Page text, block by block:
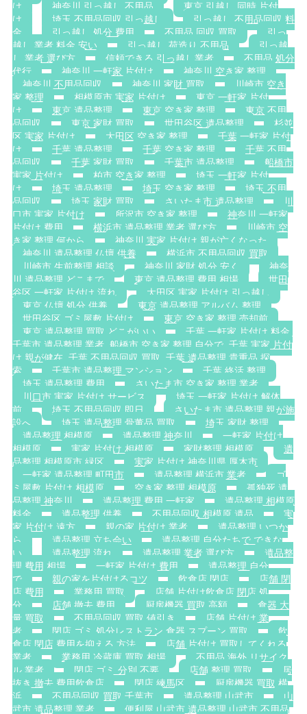
け
神奈川 引っ越し 不用品
東京 引越し 同時 片付
け
埼玉 不用品回収 引っ越し
引っ越し 不用品回収 料
金
引っ越し 処分 費用 不用品 回収 買取
引っ
越し 業者 料金 安い
引っ越し 荷造り 不用品
引っ越
し 業者 選び方
信頼できる 引っ越し業者
不用品 処分
代行
神奈川 一軒家 片付け
神奈川 空き家 整理
神奈川 不用品回収
神奈川 家財 買取
川崎市 空き
家 整理
相模原市 実家 片付け
東京 一軒家 片付
け
東京 遺品整理 東京 空き家 整理
東京 不用
品回収
東京 家財 買取 世田谷区 遺品整理
杉並
区 実家 片付け
大田区 空き家 整理
千葉 一軒家 片付
け
千葉 遺品整理 千葉 空き家 整理
千葉 不用
品回収
千葉 家財 買取 千葉市 遺品整理
船橋市
実家 片付け
柏市 空き家 整理
埼玉 一軒家 片付
け
埼玉 遺品整理 埼玉 空き家 整理
埼玉 不用
品回収
埼玉 家財 買取 さいたま市 遺品整理
川
口市 実家 片付け
所沢市 空き家 整理
神奈川 一軒家
片付け 費用
横浜市 遺品整理 業者 選び方
川崎市 空
き家 整理 何から
神奈川 実家 片付け 親が亡くなった
神奈川 遺品整理 仏壇 供養
横浜市 不用品回収 買取
川崎市 生前整理 相談
神奈川 家財 処分 安く
神奈
川 遺品整理 どこまで
東京 遺品整理 費用 相場
世田
谷区 一軒家 片付け 流れ
大田区 実家 片付け 引っ越し
東京 仏壇 処分 供養
東京 遺品整理 アルバム 整理
世田谷区 ゴミ屋敷 片付け
東京 空き家 整理 売却前
東京 遺品整理 買取 どこがいい
千葉 一軒家 片付け 料金.
千葉市 遺品整理 業者. 船橋市 空き家 整理 自分で. 千葉 実家 片付
け 親が健在. 千葉 不用品回収 買取. 千葉 遺品整理 貴重品 探
索
千葉市 遺品整理 マンション
千葉 終活 整理
埼玉 遺品整理 費用
さいたま市 空き家 整理 業者
川口市 実家 片付け サービス
埼玉 一軒家 片付け 解体
前
埼玉 不用品回収 即日
さいたま市 遺品整理 親が施
設へ
埼玉 遺品整理 骨董品 買取
埼玉 家財 整理
遺品整理 相模原
遺品整理 神奈川
一軒家 片付け
相模原
実家 片付け 相模原 家財整理 相模原
遺
品整理 相模原市 緑区
実家 片付け 神奈川県 厚木市
一軒家 遺品整理 町田市
遺品整理 横浜市 業者
ゴ
ミ屋敷 片付け 相模原
空き家 整理 相模原
孤独死 遺
品整理 神奈川
遺品整理 費用 一軒家
遺品整理 相模原
料金
遺品整理 供養 不用品回収 相模原 遺品
実
家 片付け 遠方
親の家 片付け 業者
遺品整理 いつか
ら
遺品整理 立ち会い
遺品整理 自分たちで できな
い
遺品整理 流れ 遺品整理 業者 選び方
遺品整
理 費用 相場
一軒家 片付け 費用
遺品整理 自分
で
親の家を片付けるコツ 飲食店 閉店
店舗 閉
店 費用
業務用 買取
店舗 片付け飲食店 閉店 処
分
店舗 撤去 費用 厨房機器 買取 高額
食器 大
量 買取
不用品回収 買取 値引き
店舗 片付け 業
者
閉店 ゴミ 処分レストラン 食器 スプーン 買取
飲
食店 閉店 費用を抑える 方法
店舗 片付け 買取してくれる
業者
業務用 冷蔵庫 買取 相場
不用品 海外 リサイク
ル 業者
閉店 ゴミ 分別 不要 店舗 整理 買取
居
抜き 撤去 費用飲食店
閉店 練馬区
厨房機器 買取 横
浜
不用品回収 買取 千葉市 遺品整理 山武市
山
武市 遺品整理 業者
便利屋 山武市 遺品整理 山武市 不用品